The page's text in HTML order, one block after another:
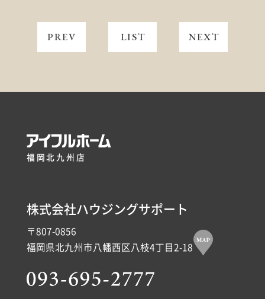
PREV LIST NEXT
福岡北九州店
株式会社ハウジングサポート
〒807-0856
福岡県北九州市八幡西区八枝4丁目2-18